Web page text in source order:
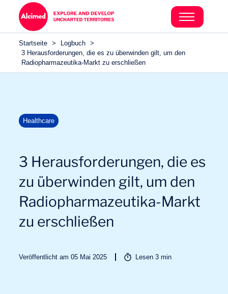
Search in content
Search in content
Startseite > Logbuch >
3 Herausforderungen, die es zu überwinden gilt, um den
Radiopharmazeutika-Markt zu erschließen
Healthcare
3 Herausforderungen, die es
zu überwinden gilt, um den
Radiopharmazeutika-Markt
zu erschließen
Veröffentlicht am 05 Mai 2025 Lesen3 min